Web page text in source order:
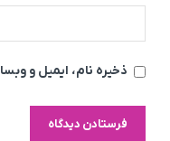
ذخیره نام، ایمیل و